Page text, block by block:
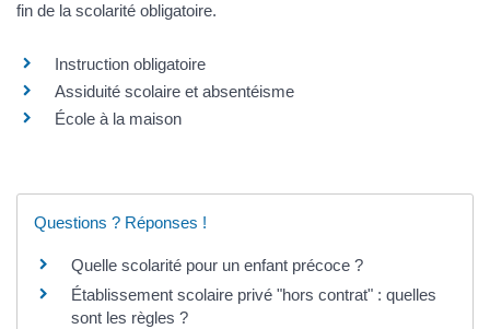
fin de la scolarité obligatoire.
Instruction obligatoire
Assiduité scolaire et absentéisme
École à la maison
Questions ? Réponses !
Quelle scolarité pour un enfant précoce ?
Établissement scolaire privé "hors contrat" : quelles
sont les règles ?